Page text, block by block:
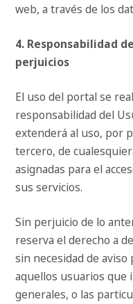
web, a través de los
4. Responsabilidad
perjuicios
El uso del portal se
responsabilidad del
extenderá al uso, por
tercero, de
asignadas para el
sus servicios.
Sin perjuicio de lo
reserva el derecho a
sin necesidad de aviso
aquellos usuarios que
generales, o las